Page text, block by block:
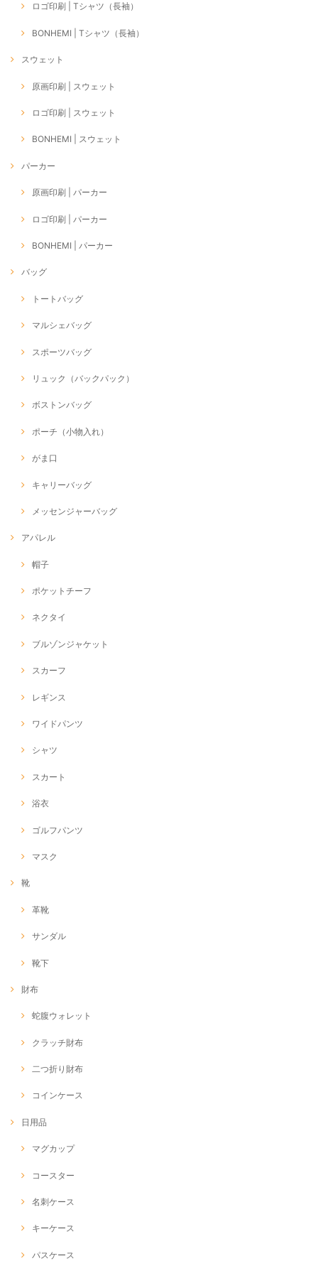
ロゴ印刷 | Tシャツ（長袖）
BONHEMI | Tシャツ（長袖）
スウェット
原画印刷 | スウェット
ロゴ印刷 | スウェット
BONHEMI | スウェット
パーカー
原画印刷 | パーカー
ロゴ印刷 | パーカー
BONHEMI | パーカー
バッグ
トートバッグ
マルシェバッグ
スポーツバッグ
リュック（バックパック）
ボストンバッグ
ポーチ（小物入れ）
がま口
キャリーバッグ
メッセンジャーバッグ
アパレル
帽子
ポケットチーフ
ネクタイ
ブルゾンジャケット
スカーフ
レギンス
ワイドパンツ
シャツ
スカート
浴衣
ゴルフパンツ
マスク
靴
革靴
サンダル
靴下
財布
蛇腹ウォレット
クラッチ財布
二つ折り財布
コインケース
日用品
マグカップ
コースター
名刺ケース
キーケース
パスケース